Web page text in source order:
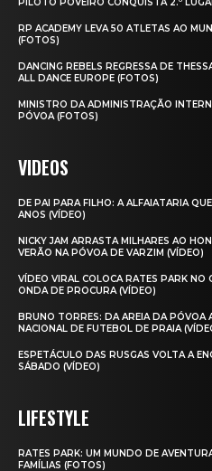
RP ACADEMY LEVA 50 ATLETAS AO
(FOTOS)
DANCING REBELS REGRESSA DE
ALL DANCE EUROPE (FOTOS)
MINISTRO DA ADMINISTRAÇÃO
PÓVOA (FOTOS)
VIDEOS
DE PAI PARA FILHO: A ALFAIATARIA
ANOS (VÍDEO)
NICKY JAM ARRASTA MILHARES AO
VERÃO NA PÓVOA DE VARZIM (VÍDEO)
VÍDEO VIRAL COLOCA RATES PARK NO
ONDA DE PROCURA (VÍDEO)
BRUNO TORRES: DA AREIA DA PÓVOA
NACIONAL DE FUTEBOL DE PRAIA
ESPETÁCULO DAS RUSGAS VOLTA A
SÁBADO (VÍDEO)
LIFESTYLE
RATES PARK: UM MUNDO DE
FAMÍLIAS (FOTOS)